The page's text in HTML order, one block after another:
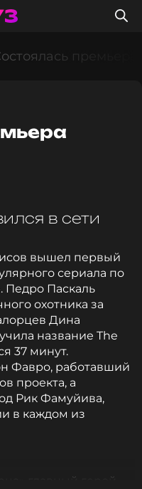
в сети
вышел первый
сериала по
Педро Паскаль
охотника за
Дина
название The
37 минут.
Фавро, работавший
проекта, а
Рик Фамуйива,
в каждом из
главный герой